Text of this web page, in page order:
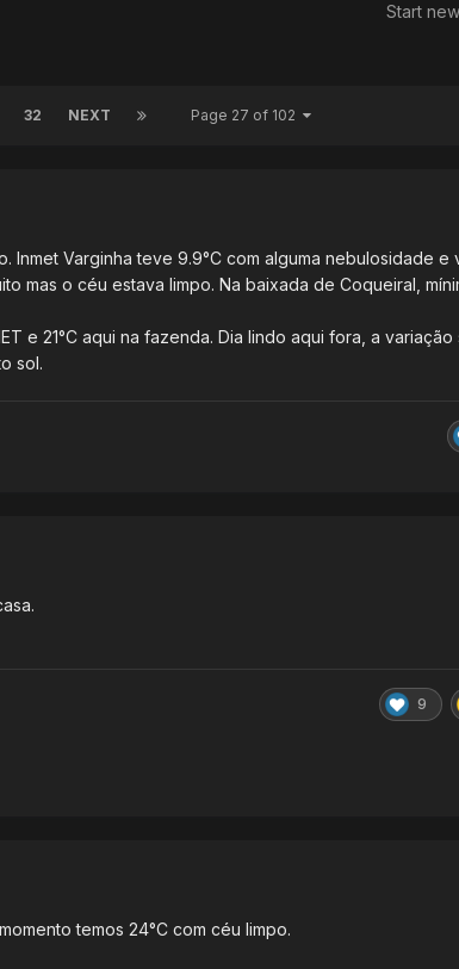
Start
32 NEXT Page 27 of 102
Inmet Varginha teve 9.9°C com alguma nebulosidade e
mas o céu estava limpo. Na baixada de Coqueiral,
e 21°C aqui na fazenda. Dia lindo aqui fora, a variação
sol.
9
temos 24°C com céu limpo.